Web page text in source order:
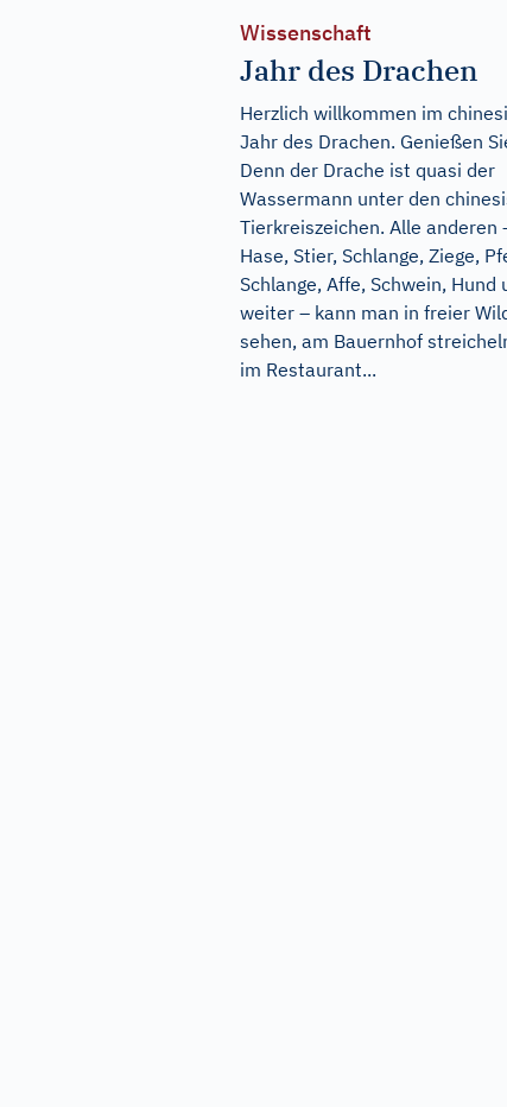
Wissenschaft
Jahr des Drachen
Herzlich willkommen im
Jahr des Drachen. Genießen
Denn der Drache ist quasi der
Wassermann unter den
Tierkreiszeichen. Alle anderen
Hase, Stier, Schlange, Ziege,
Schlange, Affe, Schwein, Hund
weiter – kann man in freier
sehen, am Bauernhof
im Restaurant...